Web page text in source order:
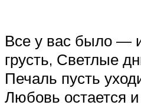
Все у вас было —
грусть, Светлые
Печаль пусть
Любовь остается и